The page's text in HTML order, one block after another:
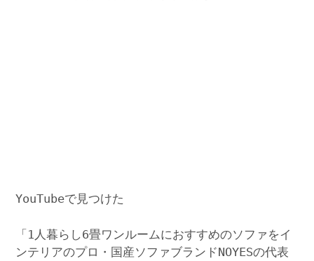
YouTubeで見つけた
「1人暮らし6畳ワンルームにおすすめのソファをイ
ンテリアのプロ・国産ソファブランドNOYESの代表